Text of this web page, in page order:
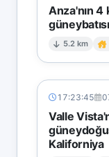
Anza'nın 4
5.2 km
17:23:45
Valle
Kaliforniya